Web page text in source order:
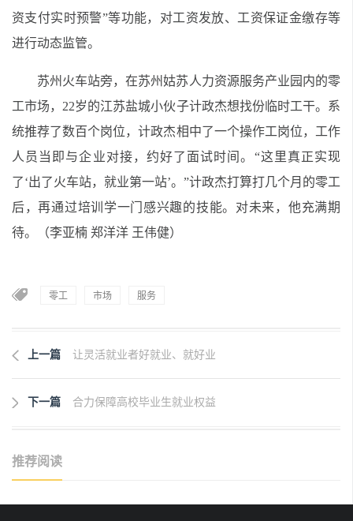
资支付实时预警”等功能，对工资发放、工资保证金缴存等
进行动态监管。
苏州火车站旁，在苏州姑苏人力资源服务产业园内的零
工市场，22岁的江苏盐城小伙子计政杰想找份临时工干。系
统推荐了数百个岗位，计政杰相中了一个操作工岗位，工作
人员当即与企业对接，约好了面试时间。“这里真正实现
了‘出了火车站，就业第一站’。”计政杰打算打几个月的零工
后，再通过培训学一门感兴趣的技能。对未来，他充满期
待。
（李亚楠 郑洋洋 王伟健）
零工 市场 服务
上一篇 让灵活就业者好就业、就好业
下一篇 合力保障高校毕业生就业权益
推荐阅读